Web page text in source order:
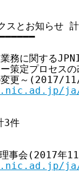
スとお知らせ
業務に関する
策定プロセス
変更～(2017/
ja/
3件
理事会(2017
ja/